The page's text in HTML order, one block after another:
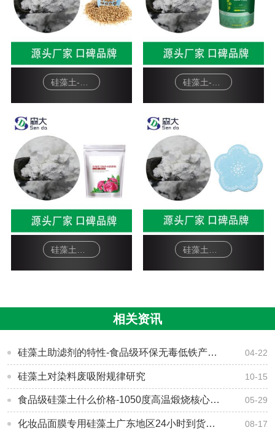
相关资讯
硅藻土助滤剂的特性-食品级环保无毒低铁产品-[森大硅藻土] 04-22
硅藻土对染料废吸附规律研究 10-15
食品级硅藻土什么价格-1050度高温煅烧核心技术-[森大硅藻土] 05-29
化妆品面膜专用硅藻土广东地区24小时到货东莞森大厂家直销 08-17